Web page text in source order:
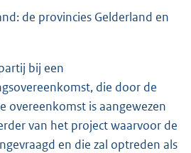
de provincies Gelderland en
bij een
die door de
overeenkomst is aangewezen
van het project waarvoor de
en die zal optreden als